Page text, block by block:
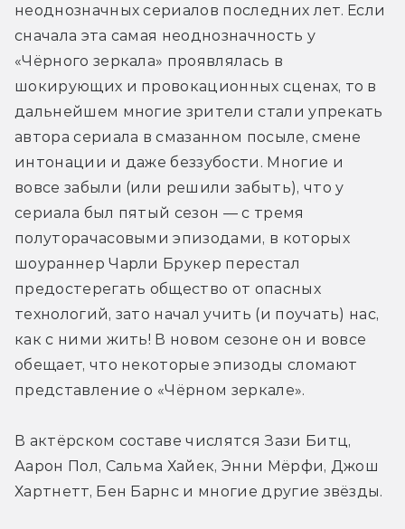
неоднозначных сериалов последних лет. Если
сначала эта самая неоднозначность у
«Чёрного зеркала» проявлялась в
шокирующих и провокационных сценах, то в
дальнейшем многие зрители стали упрекать
автора сериала в смазанном посыле, смене
интонации и даже беззубости. Многие и
вовсе забыли (или решили забыть), что у
сериала был пятый сезон — с тремя
полуторачасовыми эпизодами, в которых
шоураннер Чарли Брукер перестал
предостерегать общество от опасных
технологий, зато начал учить (и поучать) нас,
как с ними жить! В новом сезоне он и вовсе
обещает, что некоторые эпизоды сломают
представление о «Чёрном зеркале».
В актёрском составе числятся Зази Битц,
Аарон Пол, Сальма Хайек, Энни Мёрфи, Джош
Хартнетт, Бен Барнс и многие другие звёзды.